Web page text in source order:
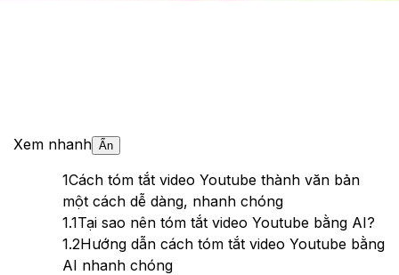
Xem nhanh Ẩn
1Cách tóm tắt video Youtube thành văn bản
một cách dễ dàng, nhanh chóng
1.1Tại sao nên tóm tắt video Youtube bằng AI?
1.2Hướng dẫn cách tóm tắt video Youtube bằng
AI nhanh chóng